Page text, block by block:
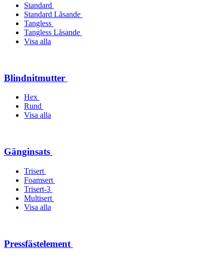
Standard
Standard Låsande
Tangless
Tangless Låsande
Visa alla
Blindnitmutter
Hex
Rund
Visa alla
Gänginsats
Trisert
Foamsert
Trisert-3
Multisert
Visa alla
Pressfästelement